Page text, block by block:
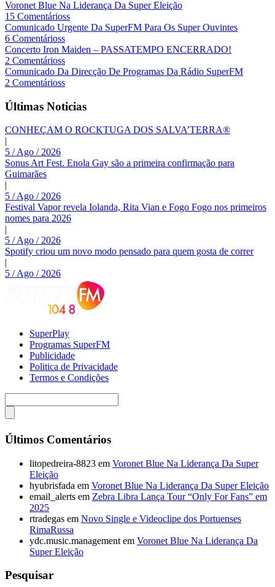
Voronet Blue Na Liderança Da Super Eleição
15 Comentárioss
Comunicado Urgente Da SuperFM Para Os Super Ouvintes
6 Comentárioss
Concerto Iron Maiden – PASSATEMPO ENCERRADO!
2 Comentárioss
Comunicado Da Direcção De Programas Da Rádio SuperFM
2 Comentárioss
Últimas Noticias
CONHEÇAM O ROCKTUGA DOS SALVA’TERRA®
|
5 / Ago / 2026
Sonus Art Fest. Enola Gay são a primeira confirmação para
Guimarães
|
5 / Ago / 2026
Festival Vapor revela Iolanda, Rita Vian e Fogo Fogo nos primeiros
nomes para 2026
|
5 / Ago / 2026
Spotify criou um novo modo pensado para quem gosta de correr
|
5 / Ago / 2026
SuperPlay
Programas SuperFM
Publicidade
Politica de Privacidade
Termos e Condições
Últimos Comentários
litopedreira-8823 em Voronet Blue Na Liderança Da Super
Eleição
hyubrisfada em Voronet Blue Na Liderança Da Super Eleição
email_alerts em Zebra Libra Lança Tour “Only For Fans” em
2025
rtradegas em Novo Single e Videoclipe dos Portuenses
RimaRussa
ydc.music.management em Voronet Blue Na Liderança Da
Super Eleição
Pesquisar